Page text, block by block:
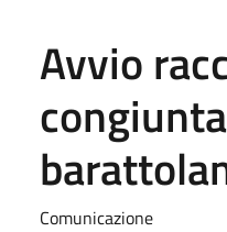
Avvio
Comunicazione